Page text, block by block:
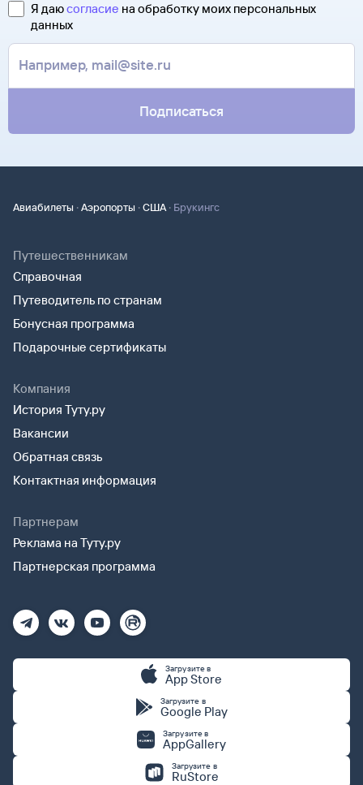
Я даюсогласие на обработку моих персональных
данных
Подписаться
Авиабилеты ·Аэропорты ·США· Брукингс
Путешественникам
Справочная
Путеводитель по странам
Бонусная программа
Подарочные сертификаты
Компания
История Туту.ру
Вакансии
Обратная связь
Контактная информация
Партнерам
Реклама на Туту.ру
Партнерская программа
Загрузите в
App Store
Загрузите в
Google Play
Загрузите в
AppGallery
Загрузите в
RuStore